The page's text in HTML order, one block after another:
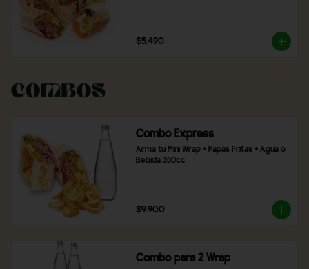
$5.490
Combos
Combo Express
Arma tu Mini Wrap + Papas Fritas + Agua o
Bebida 350cc
$9.900
Combo para 2 Wrap